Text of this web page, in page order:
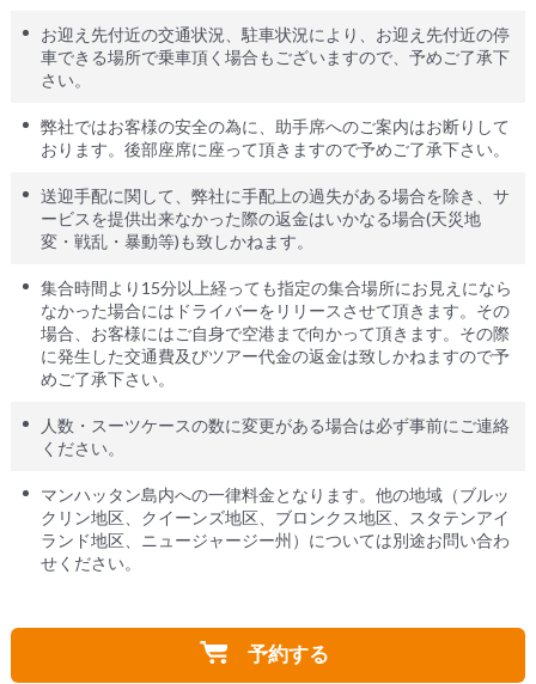
お迎え先付近の交通状況、駐車状況により、お迎え先付近の停
車できる場所で乗車頂く場合もございますので、予めご了承下
さい。
弊社ではお客様の安全の為に、助手席へのご案内はお断りして
おります。後部座席に座って頂きますので予めご了承下さい。
送迎手配に関して、弊社に手配上の過失がある場合を除き、サ
ービスを提供出来なかった際の返金はいかなる場合(天災地
変・戦乱・暴動等)も致しかねます。
集合時間より15分以上経っても指定の集合場所にお見えになら
なかった場合にはドライバーをリリースさせて頂きます。その
場合、お客様にはご自身で空港まで向かって頂きます。その際
に発生した交通費及びツアー代金の返金は致しかねますので予
めご了承下さい。
人数・スーツケースの数に変更がある場合は必ず事前にご連絡
ください。
マンハッタン島内への一律料金となります。他の地域（ブルッ
クリン地区、クイーンズ地区、ブロンクス地区、スタテンアイ
ランド地区、ニュージャージー州）については別途お問い合わ
せください。
予約する